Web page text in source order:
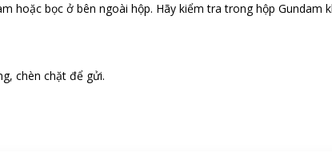
hoặc bọc ở bên ngoài hộp. Hãy kiểm tra trong hộp Gundam
chèn chặt để gửi.